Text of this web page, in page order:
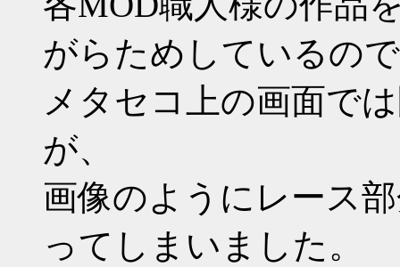
がらためしているの
メタセコ上の画面で
が、
画像のようにレース
ってしまいました。